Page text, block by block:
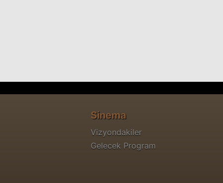
Sinema
Vizyondakiler
Gelecek Program